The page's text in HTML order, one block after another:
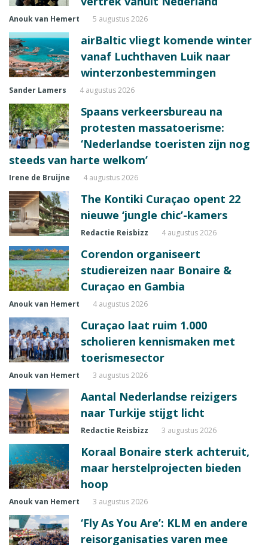
Anouk van Hemert 5 augustus 2026
airBaltic vliegt komende winter
vanaf Luchthaven Luik naar
winterzonbestemmingen
Sander Lamers 4 augustus 2026
Spaans verkeersbureau na
protesten massatoerisme:
‘Nederlandse toeristen zijn nog
steeds van harte welkom’
Irene de Bruijne 4 augustus 2026
The Kontiki Curaçao opent 22
nieuwe ‘jungle chic’-kamers
Redactie Reisbizz 4 augustus 2026
Corendon organiseert
studiereizen naar Bonaire &
Curaçao en Gambia
Anouk van Hemert 4 augustus 2026
Curaçao laat ruim 1.000
scholieren kennismaken met
toerismesector
Anouk van Hemert 3 augustus 2026
Aantal Nederlandse reizigers
naar Turkije stijgt licht
Redactie Reisbizz 3 augustus 2026
Koraal Bonaire sterk achteruit,
maar herstelprojecten bieden
hoop
Anouk van Hemert 3 augustus 2026
‘Fly As You Are’: KLM en andere
reisorganisaties varen mee